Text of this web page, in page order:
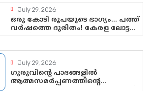
July 29, 2026
ഒരു കോടി രൂപയുടെ ഭാഗ്യം… പത്ത്
വർഷത്തെ ദുരിതം! കേരള ലോട്ടറി
സംവിധാനത്തെ ചോദ്യം ചെയ്ത്
July 29, 2026
ഗുരുവിന്റെ പാദങ്ങളിൽ
ആത്മസമർപ്പണത്തിന്റെ